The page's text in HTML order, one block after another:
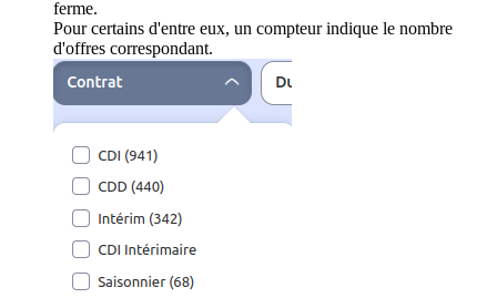
ferme.
Pour certains d'entre eux, un compteur indique le nombre
d'offres correspondant.